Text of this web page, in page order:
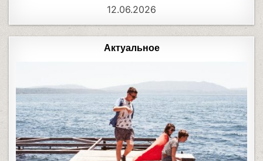
12.06.2026
Актуальное